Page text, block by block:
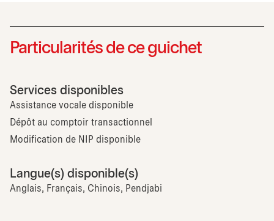
Particularités de ce guichet
Services disponibles
Assistance vocale disponible
Dépôt au comptoir transactionnel
Modification de NIP disponible
Langue(s) disponible(s)
Anglais, Français, Chinois, Pendjabi